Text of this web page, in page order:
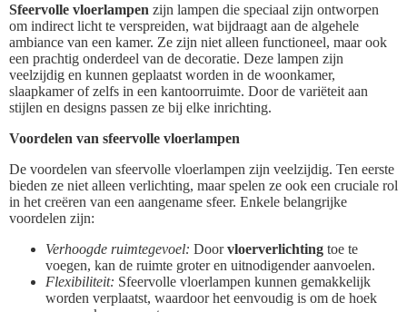
Sfeervolle vloerlampen zijn lampen die speciaal zijn ontworpen
om indirect licht te verspreiden, wat bijdraagt aan de algehele
ambiance van een kamer. Ze zijn niet alleen functioneel, maar ook
een prachtig onderdeel van de decoratie. Deze lampen zijn
veelzijdig en kunnen geplaatst worden in de woonkamer,
slaapkamer of zelfs in een kantoorruimte. Door de variëteit aan
stijlen en designs passen ze bij elke inrichting.
Voordelen van sfeervolle vloerlampen
De voordelen van sfeervolle vloerlampen zijn veelzijdig. Ten eerste
bieden ze niet alleen verlichting, maar spelen ze ook een cruciale rol
in het creëren van een aangename sfeer. Enkele belangrijke
voordelen zijn:
Verhoogde ruimtegevoel: Doorvloerverlichting toe te
voegen, kan de ruimte groter en uitnodigender aanvoelen.
Flexibiliteit: Sfeervolle vloerlampen kunnen gemakkelijk
worden verplaatst, waardoor het eenvoudig is om de hoek